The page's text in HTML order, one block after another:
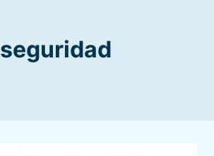
seguridad